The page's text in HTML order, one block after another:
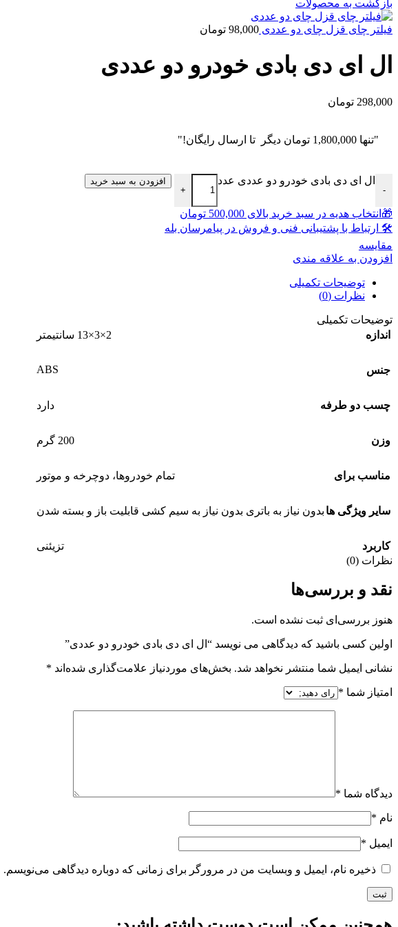
بازگشت به محصولات
فیلتر چای قزل چای دو عددی 98,000 تومان
ال ای دی بادی خودرو دو عددی
298,000 تومان
"تنها 1,800,000 تومان دیگر تا ارسال رایگان!"
-
ال ای دی بادی خودرو دو عددی عدد
+
افزودن به سبد خرید
🎁انتخاب هدیه در سبد خرید بالای 500,000 تومان
🛠 ارتباط با پشتیبانی فنی و فروش در پیامرسان بله
مقايسه
افزودن به علاقه مندی
توضیحات تکمیلی
نظرات (0)
توضیحات تکمیلی
اندازه
2×3×13 سانتیمتر
جنس ABS
چسب دو طرفه دارد
وزن 200 گرم
مناسب برای تمام خودروها، دوچرخه و موتور
سایر ویژگی ها بدون نیاز به باتری بدون نیاز به سیم کشی قابلیت باز و بسته شدن
کاربرد
تزیئنی
نظرات (0)
نقد و بررسی‌ها
هنوز بررسی‌ای ثبت نشده است.
اولین کسی باشید که دیدگاهی می نویسد “ال ای دی بادی خودرو دو عددی”
نشانی ایمیل شما منتشر نخواهد شد. بخش‌های موردنیاز علامت‌گذاری شده‌اند *
امتیاز شما *
دیدگاه شما *
نام *
ایمیل *
ذخیره نام، ایمیل و وبسایت من در مرورگر برای زمانی که دوباره دیدگاهی می‌نویسم.